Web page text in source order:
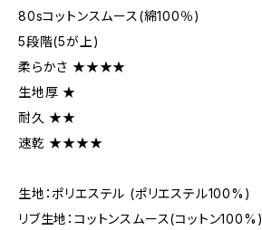
80sコットンスムース(綿100％)
5段階(5が上)
柔らかさ ★★★★
生地厚 ★
耐久 ★★
速乾 ★★★★
生地：ポリエステル (ポリエステル100%)
リブ生地：コットンスムース(コットン100%)